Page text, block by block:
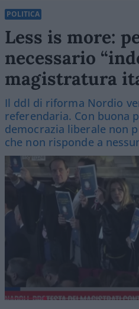
POLITICA
Less is more:
necessario
magistratura
Il ddl di riforma Nordio
referendaria. Con buona
democrazia liberale non
che non risponde a